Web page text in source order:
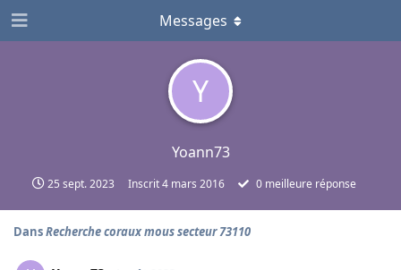
Y
Yoann73
25 sept. 2023 Inscrit4 mars 2016 0meilleure réponse
Messages
DansRecherche coraux mous secteur 73110